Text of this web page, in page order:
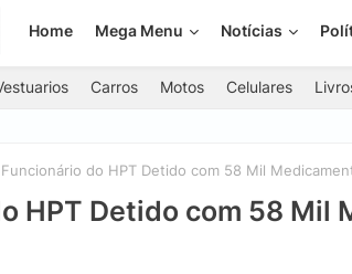
Home Mega Menu Notícias
Carros Motos Celulares
Funcionário do HPT Detido com 58 Mil
HPT Detido com 58 Mil